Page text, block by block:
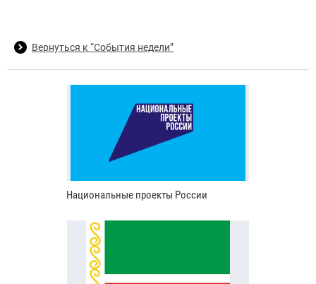
Вернуться к “События недели”
Национальные проекты России